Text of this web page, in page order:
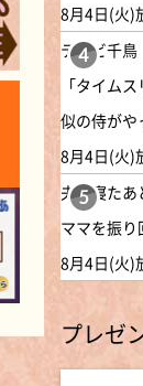
よる
8月4日(火)
4
テレビ千鳥
「タイム
似の侍がや
8月4日(火)
5
夫が寝たあ
ママを振り
8月4日(火)
プレゼ